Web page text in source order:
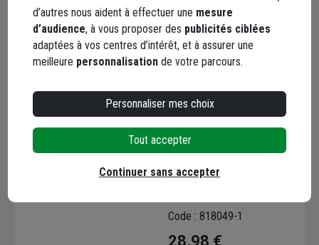
Choisir une agence pour vérifier le stock
Trouver du stock en agence
Livraison disponible selon stock agence
vidage complet - Siesta
mm - Corps en laiton
chromé
Code : 818049-1
28,98 €
d’autres nous aident à effectuer une mesure
d’audience, à vous proposer des publicités ciblées
adaptées à vos centres d’intérêt, et à assurer une
meilleure personnalisation de votre parcours.
Personnaliser mes choix
Tout accepter
Continuer sans accepter